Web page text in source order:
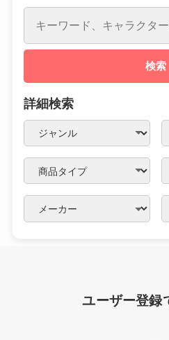
検索
詳細検索
ユーザー登録